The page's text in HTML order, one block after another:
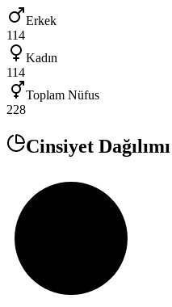
Erkek
114
Kadın
114
Toplam Nüfus
228
Cinsiyet Dağılımı